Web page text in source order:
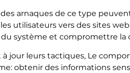
arnaques de ce type
utilisateurs vers des sites
système et compromettre la
jour leurs tactiques, Le
obtenir des informations